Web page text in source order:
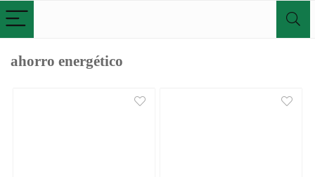
ahorro energético